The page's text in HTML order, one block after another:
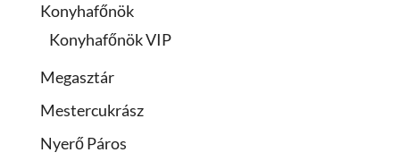
Konyhafőnök
Konyhafőnök VIP
Megasztár
Mestercukrász
Nyerő Páros